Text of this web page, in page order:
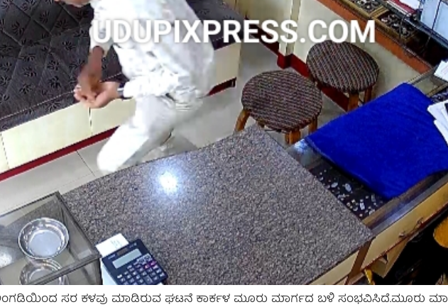
ಸರ ಕಳವು ಮಾಡಿರುವ ಘಟನೆ ಕಾರ್ಕಳ ಮೂರು ಮಾರ್ಗದ ಬಳಿ ಸಂಭವಿಸಿದೆ.ಮೂರು